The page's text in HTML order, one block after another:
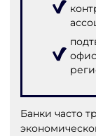
Банки часто